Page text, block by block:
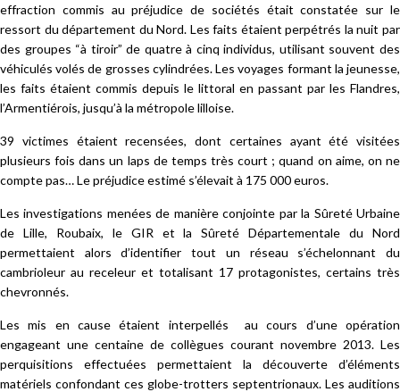
effraction commis au préjudice de sociétés était constatée sur le
ressort du département du Nord. Les faits étaient perpétrés la nuit par
des groupes “à tiroir” de quatre à cinq individus, utilisant souvent des
véhiculés volés de grosses cylindrées. Les voyages formant la jeunesse,
les faits étaient commis depuis le littoral en passant par les Flandres,
l’Armentiérois, jusqu’à la métropole lilloise.
39 victimes étaient recensées, dont certaines ayant été visitées
plusieurs fois dans un laps de temps très court ; quand on aime, on ne
compte pas… Le préjudice estimé s’élevait à 175 000 euros.
Les investigations menées de manière conjointe par la Sûreté Urbaine
de Lille, Roubaix, le GIR et la Sûreté Départementale du Nord
permettaient alors d’identifier tout un réseau s’échelonnant du
cambrioleur au receleur et totalisant 17 protagonistes, certains très
chevronnés.
Les mis en cause étaient interpellés au cours d’une opération
engageant une centaine de collègues courant novembre 2013. Les
perquisitions effectuées permettaient la découverte d’éléments
matériels confondant ces globe-trotters septentrionaux. Les auditions